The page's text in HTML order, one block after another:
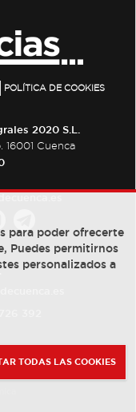
POLÍTICA DE COOKIES
2020 S.L.
16001 Cuenca
392
para poder ofrecerte
Puedes permitirnos
personalizados a
TODAS LAS COOKIES